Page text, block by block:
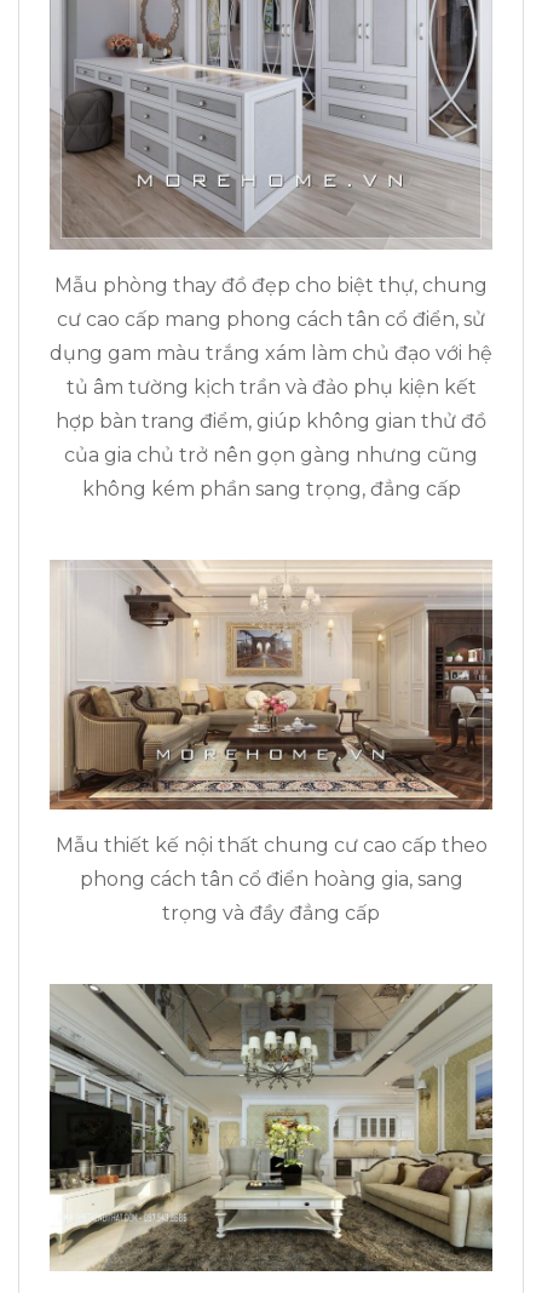
Mẫu phòng thay đồ đẹp cho biệt thự, chung
cư cao cấp mang phong cách tân cổ điển, sử
dụng gam màu trắng xám làm chủ đạo với hệ
tủ âm tường kịch trần và đảo phụ kiện kết
hợp bàn trang điểm, giúp không gian thử đồ
của gia chủ trở nên gọn gàng nhưng cũng
không kém phần sang trọng, đẳng cấp
Mẫu thiết kế nội thất chung cư cao cấp theo
phong cách tân cổ điển hoàng gia, sang
trọng và đầy đẳng cấp